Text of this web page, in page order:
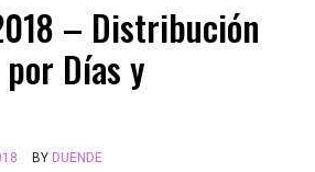
– Distribución
Días y
BY DUENDE